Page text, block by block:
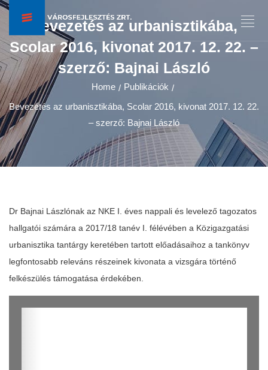
Bevezetés az urbanisztikába,
Scolar 2016, kivonat 2017. 12. 22. –
szerző: Bajnai László
Home / Publikációk /
Bevezetés az urbanisztikába, Scolar 2016, kivonat 2017. 12. 22.
– szerző: Bajnai László
Dr Bajnai Lászlónak az NKE I. éves nappali és levelező tagozatos
hallgatói számára a 2017/18 tanév I. félévében a Közigazgatási
urbanisztika tantárgy keretében tartott előadásaihoz a tankönyv
legfontosabb releváns részeinek kivonata a vizsgára történő
felkészülés támogatása érdekében.